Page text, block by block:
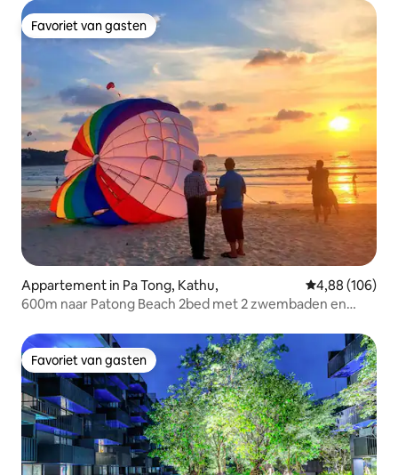
Favoriet van gasten
Favoriet van gasten
Appartement in Pa Tong, Kathu, Gemiddelde
4,88 (106)
600m naar Patong Beach 2bed met 2 zwembaden en
Favoriet van gasten
Favoriet van gasten